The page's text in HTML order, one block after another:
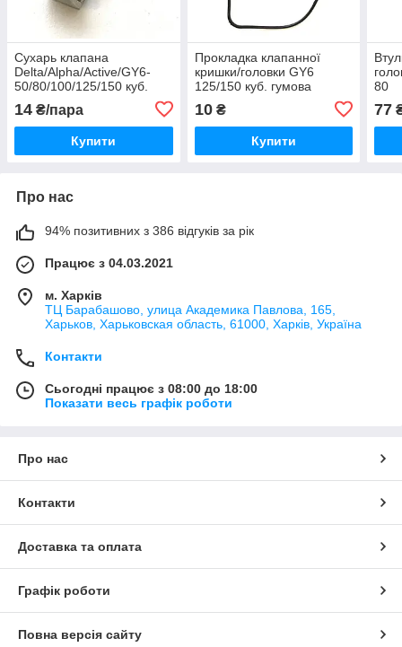
Сухарь клапана
Delta/Alpha/Active/GY6-
50/80/100/125/150 куб.
14 ₴/пара
Купити
Прокладка клапанної
кришки/головки GY6
125/150 куб. гумова
10₴
Купити
80
77
Про нас
94% позитивних з 386 відгуків за рік
Працює з 04.03.2021
м. Харків
ТЦ Барабашово, улица Академика Павлова, 165,
Харьков, Харьковская область, 61000, Харків, Україна
Контакти
Сьогодні працює з 08:00 до 18:00
Показати весь графік роботи
Про нас
Контакти
Доставка та оплата
Графік роботи
Повна версія сайту